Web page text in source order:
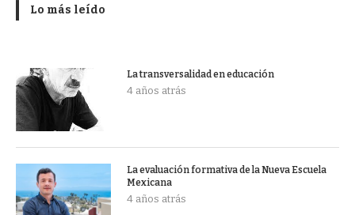
Lo más leído
La transversalidad en educación
4 años atrás
La evaluación formativa de la Nueva Escuela
Mexicana
4 años atrás